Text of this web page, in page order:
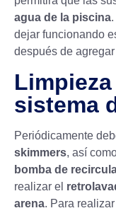
agua de la piscina
dejar funcionando
después de
sistema
Periódicamente
skimmers, así
bomba de
realizar el
arena. Para realizar